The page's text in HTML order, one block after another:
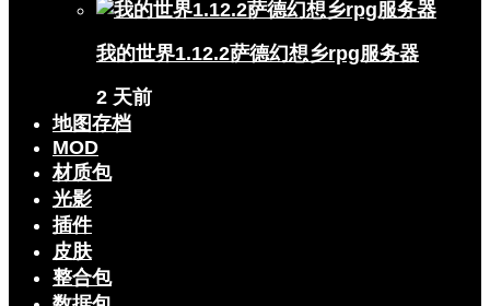
我的世界1.12.2萨德幻想乡rpg服务器
2 天前
地图存档
MOD
材质包
光影
插件
皮肤
整合包